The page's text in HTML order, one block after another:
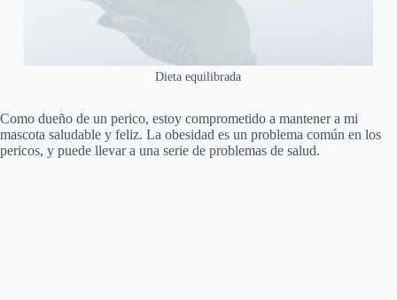
Dieta equilibrada
Como dueño de un perico, estoy comprometido a mantener a mi
mascota saludable y feliz. La obesidad es un problema común en los
pericos, y puede llevar a una serie de problemas de salud.